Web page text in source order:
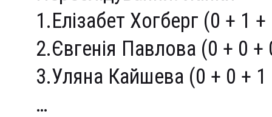
1.Елізабет Хогберг (0 + 1
2.Євгенія Павлова (0 + 0 +
3.Уляна Кайшева (0 + 0 + 1
…